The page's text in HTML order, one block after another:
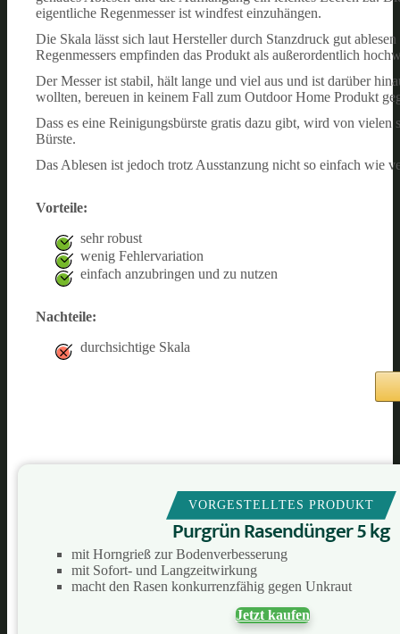
eigentliche Regenmesser ist windfest einzuhängen.
Die Skala lässt sich laut Hersteller durch Stanzdruck gut
Regenmessers empfinden das Produkt als außerordentlich
Der Messer ist stabil, hält lange und viel aus und ist darüber
wollten, bereuen in keinem Fall zum Outdoor Home Produkt
Dass es eine Reinigungsbürste gratis dazu gibt, wird von
Bürste.
Das Ablesen ist jedoch trotz Ausstanzung nicht so einfach wie
Vorteile:
sehr robust
wenig Fehlervariation
einfach anzubringen und zu nutzen
Nachteile:
durchsichtige Skala
VORGESTELLTES PRODUKT
Purgrün Rasendünger 5 kg
mit Horngrieß zur Bodenverbesserung
mit Sofort- und Langzeitwirkung
macht den Rasen konkurrenzfähig gegen Unkraut
Jetzt kaufen